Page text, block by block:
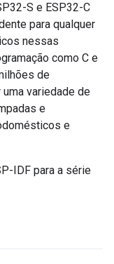
S e ESP32-C
para qualquer
nessas
como C e
de
variedade de
e
e
IDF para a série